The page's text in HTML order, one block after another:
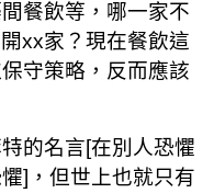
餐飲等，哪一家不
xx家？現在餐飲這
守策略，反而應該
的名言[在別人恐懼
] ，但世上也就只有